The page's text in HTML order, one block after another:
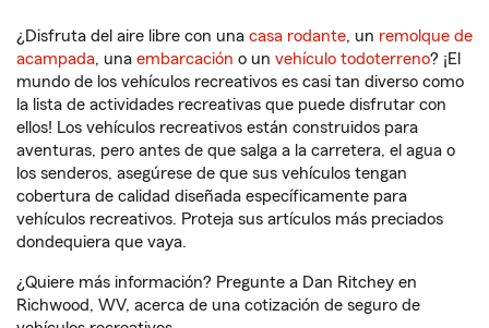
¿Disfruta del aire libre con una casa rodante, un remolque de
acampada, una embarcación o un vehículo todoterreno? ¡El
mundo de los vehículos recreativos es casi tan diverso como
la lista de actividades recreativas que puede disfrutar con
ellos! Los vehículos recreativos están construidos para
aventuras, pero antes de que salga a la carretera, el agua o
los senderos, asegúrese de que sus vehículos tengan
cobertura de calidad diseñada específicamente para
vehículos recreativos. Proteja sus artículos más preciados
dondequiera que vaya.
¿Quiere más información? Pregunte a Dan Ritchey en
Richwood, WV, acerca de una cotización de seguro de